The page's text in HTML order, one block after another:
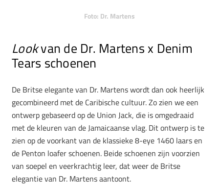
Foto: Dr. Martens
Lookvan de Dr. Martens x Denim
Tears schoenen
De Britse elegante van Dr. Martens wordt dan ook heerlijk
gecombineerd met de Caribische cultuur. Zo zien we een
ontwerp gebaseerd op de Union Jack, die is omgedraaid
met de kleuren van de Jamaicaanse vlag. Dit ontwerp is te
zien op de voorkant van de klassieke 8-eye 1460 laars en
de Penton loafer schoenen. Beide schoenen zijn voorzien
van soepel en veerkrachtig leer, dat weer de Britse
elegantie van Dr. Martens aantoont.